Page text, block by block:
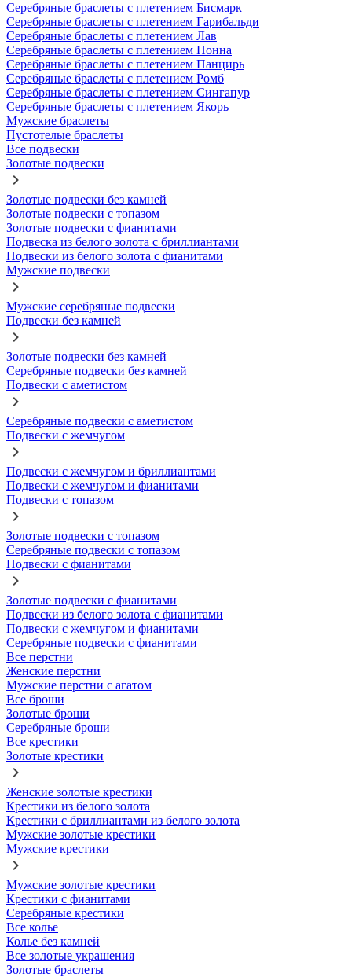
Серебряные браслеты с плетением Бисмарк
Серебряные браслеты с плетением Гарибальди
Серебряные браслеты с плетением Лав
Серебряные браслеты с плетением Нонна
Серебряные браслеты с плетением Панцирь
Серебряные браслеты с плетением Ромб
Серебряные браслеты с плетением Сингапур
Серебряные браслеты с плетением Якорь
Мужские браслеты
Пустотелые браслеты
Все подвески
Золотые подвески
Золотые подвески без камней
Золотые подвески с топазом
Золотые подвески с фианитами
Подвеска из белого золота с бриллиантами
Подвески из белого золота с фианитами
Мужские подвески
Мужские серебряные подвески
Подвески без камней
Золотые подвески без камней
Серебряные подвески без камней
Подвески с аметистом
Серебряные подвески с аметистом
Подвески с жемчугом
Подвески с жемчугом и бриллиантами
Подвески с жемчугом и фианитами
Подвески с топазом
Золотые подвески с топазом
Серебряные подвески с топазом
Подвески с фианитами
Золотые подвески с фианитами
Подвески из белого золота с фианитами
Подвески с жемчугом и фианитами
Серебряные подвески с фианитами
Все перстни
Женские перстни
Мужские перстни с агатом
Все броши
Золотые броши
Серебряные броши
Все крестики
Золотые крестики
Женские золотые крестики
Крестики из белого золота
Крестики с бриллиантами из белого золота
Мужские золотые крестики
Мужские крестики
Мужские золотые крестики
Крестики с фианитами
Серебряные крестики
Все колье
Колье без камней
Все золотые украшения
Золотые браслеты